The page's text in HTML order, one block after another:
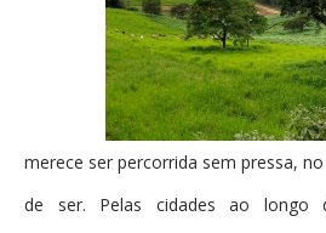
merece ser percorrida sem pressa,
de ser. Pelas cidades ao longo